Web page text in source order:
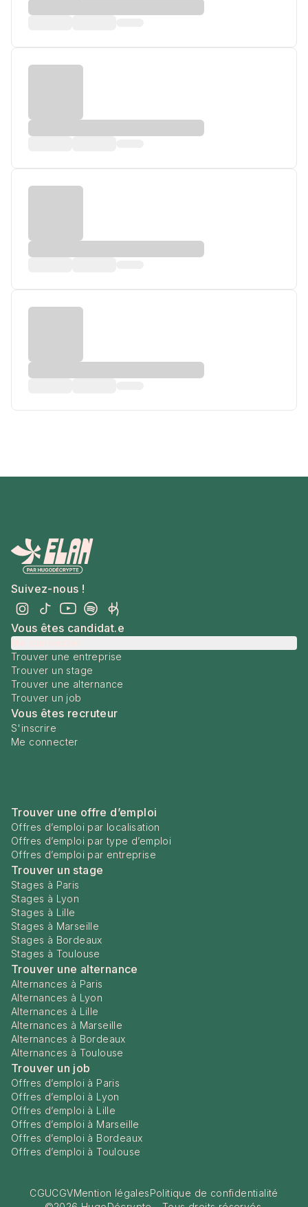
Suivez-nous !
Vous êtes candidat.e
Trouver une entreprise
Trouver un stage
Trouver une alternance
Trouver un job
Vous êtes recruteur
S'inscrire
Me connecter
Trouver une offre d’emploi
Offres d’emploi par localisation
Offres d’emploi par type d’emploi
Offres d’emploi par entreprise
Trouver un stage
Stages à Paris
Stages à Lyon
Stages à Lille
Stages à Marseille
Stages à Bordeaux
Stages à Toulouse
Trouver une alternance
Alternances à Paris
Alternances à Lyon
Alternances à Lille
Alternances à Marseille
Alternances à Bordeaux
Alternances à Toulouse
Trouver un job
Offres d’emploi à Paris
Offres d’emploi à Lyon
Offres d’emploi à Lille
Offres d’emploi à Marseille
Offres d’emploi à Bordeaux
Offres d’emploi à Toulouse
CGUCGVMention légalesPolitique de confidentialité